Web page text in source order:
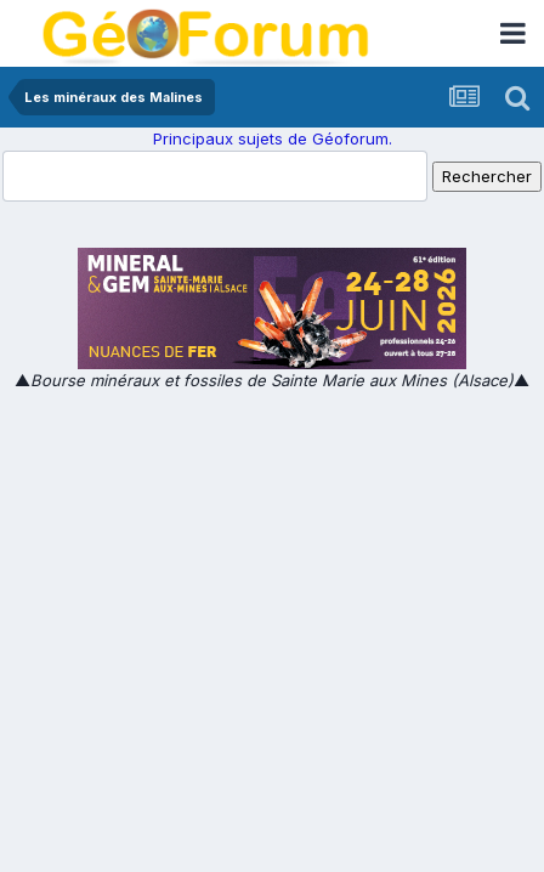
Les minéraux des Malines
Principaux sujets de Géoforum.
▲Bourse minéraux et fossiles de Sainte Marie aux Mines (Alsace)▲